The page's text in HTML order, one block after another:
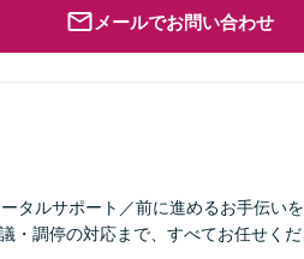
メールでお問い合わせ
タルサポート／前に進めるお手伝い
調停の対応まで、すべてお任せくだ